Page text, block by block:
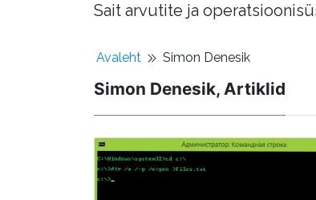
Sait arvutite ja
Avaleht Simon Denesik
Simon Denesik, Artiklid